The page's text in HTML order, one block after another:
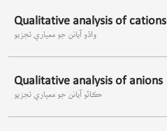
Qualitative analysis of cations
واڌو آيانن جو معياري تجزيو
Qualitative analysis of anions
ڪاٽو آيانن جو معياري تجزيو